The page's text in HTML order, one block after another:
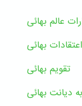
عالم بهائى
بهائی
تقویم بهائی
دیانت بهائی